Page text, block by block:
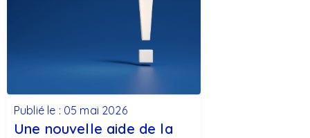
Publié le : 05 mai 2026
Une nouvelle aide de la